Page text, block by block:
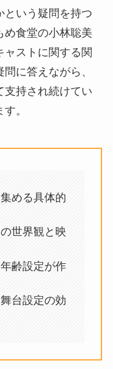
という疑問を持つ
め食堂の小林聡美
ャストに関する関
に答えながら、
支持され続けてい
。
める具体的
世界観と映
齢設定が作
台設定の効